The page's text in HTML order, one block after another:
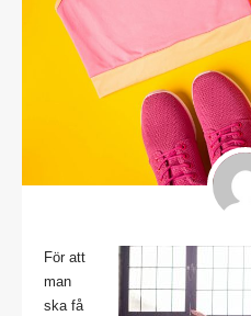
För att
man
ska få